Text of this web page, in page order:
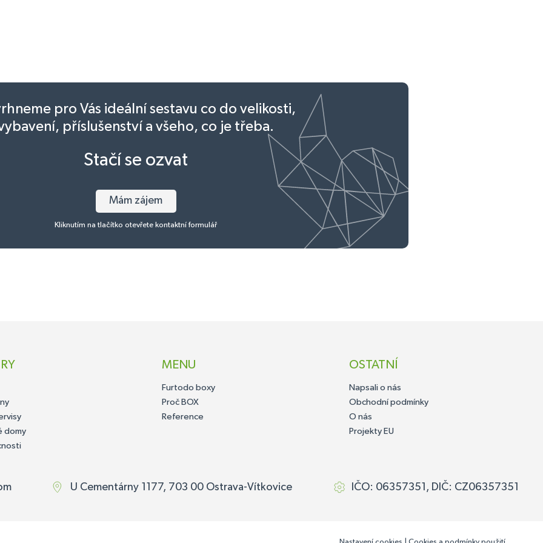
pro Vás ideální sestavu co do velikosti,
příslušenství a všeho, co je třeba.
Stačí se ozvat
Mám zájem
Kliknutím na tlačítko otevřete kontaktní formulář
domy
MENU
Furtodo boxy
Proč BOX
Reference
OSTATNÍ
Napsali o nás
Obchodní podmínky
O nás
Projekty EU
U Cementárny 1177, 703 00 Ostrava-Vítkovice IČO: 06357351, DIČ: CZ06357351